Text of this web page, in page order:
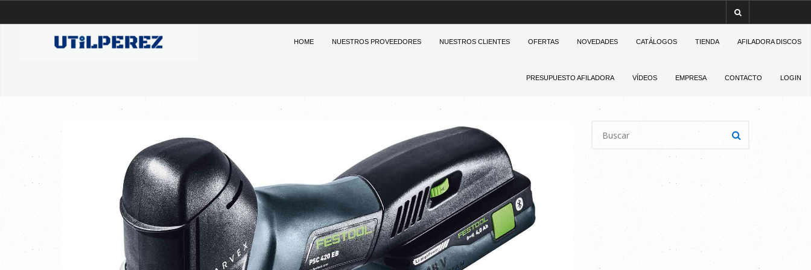
HOME NUESTROS PROVEEDORES NUESTROS CLIENTES OFERTAS NOVEDADES CATÁLOGOS TIENDA AFILADORA DISCOS
PRESUPUESTO AFILADORA VÍDEOS EMPRESA CONTACTO LOGIN